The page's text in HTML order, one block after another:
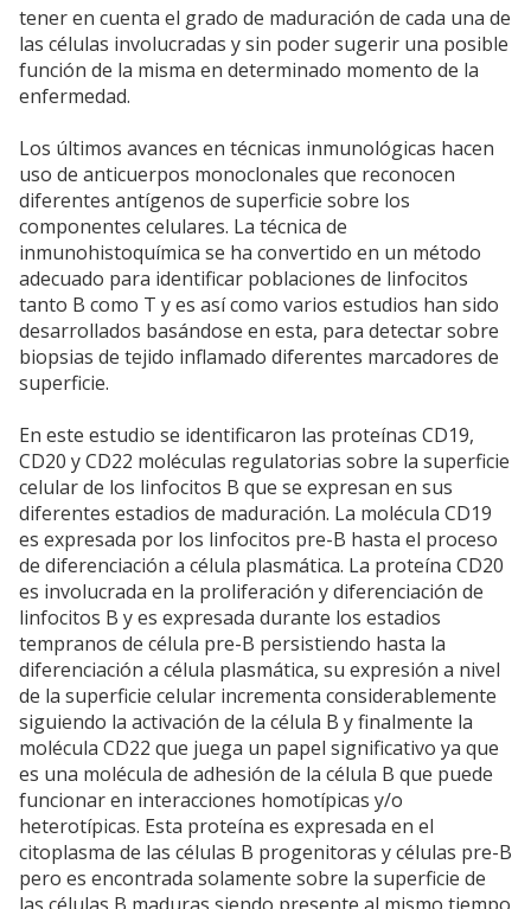
tener en cuenta el grado de maduración de cada una de
las células involucradas y sin poder sugerir una posible
función de la misma en determinado momento de la
enfermedad.
Los últimos avances en técnicas inmunológicas hacen
uso de anticuerpos monoclonales que reconocen
diferentes antígenos de superficie sobre los
componentes celulares. La técnica de
inmunohistoquímica se ha convertido en un método
adecuado para identificar poblaciones de linfocitos
tanto B como T y es así como varios estudios han sido
desarrollados basándose en esta, para detectar sobre
biopsias de tejido inflamado diferentes marcadores de
superficie.
En este estudio se identificaron las proteínas CD19,
CD20 y CD22 moléculas regulatorias sobre la superficie
celular de los linfocitos B que se expresan en sus
diferentes estadios de maduración. La molécula CD19
es expresada por los linfocitos pre-B hasta el proceso
de diferenciación a célula plasmática. La proteína CD20
es involucrada en la proliferación y diferenciación de
linfocitos B y es expresada durante los estadios
tempranos de célula pre-B persistiendo hasta la
diferenciación a célula plasmática, su expresión a nivel
de la superficie celular incrementa considerablemente
siguiendo la activación de la célula B y finalmente la
molécula CD22 que juega un papel significativo ya que
es una molécula de adhesión de la célula B que puede
funcionar en interacciones homotípicas y/o
heterotípicas. Esta proteína es expresada en el
citoplasma de las células B progenitoras y células pre-B
pero es encontrada solamente sobre la superficie de